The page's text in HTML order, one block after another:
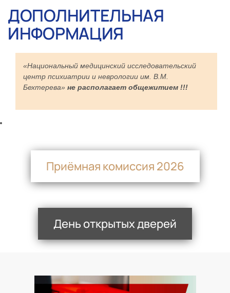
ДОПОЛНИТЕЛЬНАЯ
ИНФОРМАЦИЯ
«Национальный медицинский исследовательский
центр психиатрии и неврологии им. В.М.
Бехтерева» не располагает общежитием !!!
Приёмная комиссия 2026
День открытых дверей